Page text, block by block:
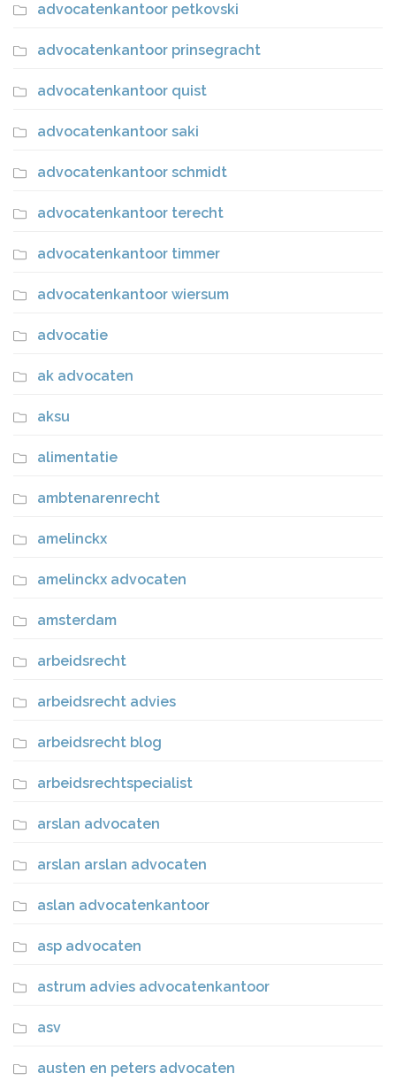
advocatenkantoor petkovski
advocatenkantoor prinsegracht
advocatenkantoor quist
advocatenkantoor saki
advocatenkantoor schmidt
advocatenkantoor terecht
advocatenkantoor timmer
advocatenkantoor wiersum
advocatie
ak advocaten
aksu
alimentatie
ambtenarenrecht
amelinckx
amelinckx advocaten
amsterdam
arbeidsrecht
arbeidsrecht advies
arbeidsrecht blog
arbeidsrechtspecialist
arslan advocaten
arslan arslan advocaten
aslan advocatenkantoor
asp advocaten
astrum advies advocatenkantoor
asv
austen en peters advocaten